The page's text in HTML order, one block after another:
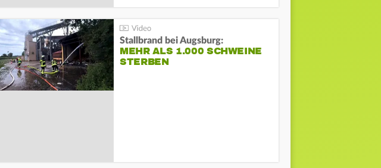
Stallbrand bei Augsburg:
MEHR ALS 1.000 SCHWEINE
STERBEN